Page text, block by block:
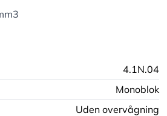
4.1N.04
Monoblok
Uden overvågning